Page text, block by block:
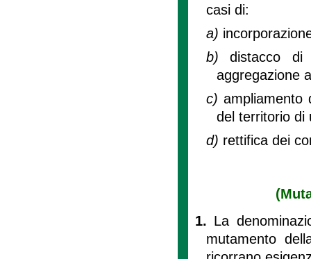
casi di:
a)
b)distacco
aggregazione
c) ampliamento
del territorio di
d) rettifica dei
1. La
mutamento